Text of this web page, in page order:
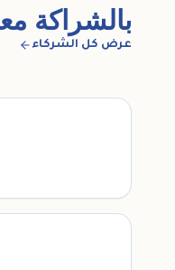
بالشراكة
عرض كل الشركاء